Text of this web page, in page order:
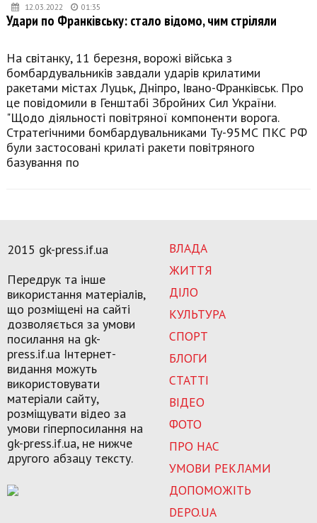
12.03.2022 01:35
Удари по Франківську: стало відомо, чим стріляли
На світанку, 11 березня, ворожі війська з
бомбардувальників завдали ударів крилатими
ракетами містах Луцьк, Дніпро, Івано-Франківськ. Про
це повідомили в Генштабі Збройних Сил України.
"Щодо діяльності повітряної компоненти ворога.
Стратегічними бомбардувальниками Ту-95МС ПКС РФ
були застосовані крилаті ракети повітряного
базування по
ВЛАДА
ЖИТТЯ
ДІЛО
КУЛЬТУРА
СПОРТ
БЛОГИ
СТАТТІ
ВІДЕО
ФОТО
ПРО НАС
УМОВИ РЕКЛАМИ
ДОПОМОЖІТЬ
DEPO.UA
2015 gk-press.if.ua
Передрук та інше
використання матеріалів,
що розміщені на сайті
дозволяється за умови
посилання на gk-
press.if.ua Інтернет-
видання можуть
використовувати
матеріали сайту,
розміщувати відео за
умови гіперпосилання на
gk-press.if.ua, не нижче
другого абзацу тексту.